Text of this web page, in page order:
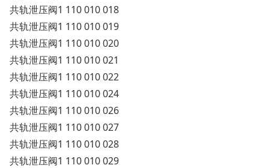
共轨泄压阀1 110 010 018
共轨泄压阀1 110 010 019
共轨泄压阀1 110 010 020
共轨泄压阀1 110 010 021
共轨泄压阀1 110 010 022
共轨泄压阀1 110 010 024
共轨泄压阀1 110 010 026
共轨泄压阀1 110 010 027
共轨泄压阀1 110 010 028
共轨泄压阀1 110 010 029